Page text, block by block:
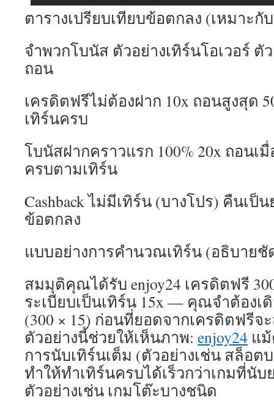
ตารางเปรียบเทียบข้อตกลง (เหมาะกับ
จำพวกโบนัส ตัวอย่างเทิร์นโอเวอร์ ตั
ถอน
เครดิตฟรีไม่ต้องฝาก 10x ถอนสูงสุด
เทิร์นครบ
โบนัสฝากคราวแรก 100% 20x ถอน
ครบตามเทิร์น
Cashback ไม่มีเทิร์น (บางโปร) คืนเ
ข้อตกลง
แบบอย่างการคำนวณเทิร์น (อธิบายชั
สมมุติคุณได้รับ enjoy24 เครดิตฟรี
ระเบียบเป็นเทิร์น 15x — คุณจำต้องเ
(300 × 15) ก่อนที่ยอดจากเครดิตฟรีจ
ตัวอย่างนี้ช่วยให้เห็นภาพ: enjoy24 แ
การนับเทิร์นเต็ม (ตัวอย่างเช่น สล็อต
ทำให้ทำเทิร์นครบได้เร็วกว่าเกมที่นับ
ตัวอย่างเช่น เกมโต๊ะบางชนิด